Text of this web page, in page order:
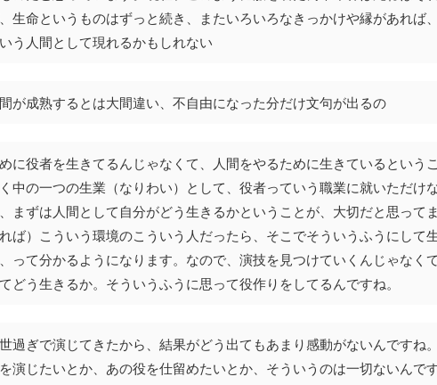
生命というものはずっと続き、またいろいろなきっかけや縁があれば
う人間として現れるかもしれない
が成熟するとは大間違い、不自由になった分だけ文句が出るの
に役者を生きてるんじゃなくて、人間をやるために生きているというこ
中の一つの生業（なりわい）として、役者っていう職業に就いただけ
まずは人間として自分がどう生きるかということが、大切だと思って
ば）こういう環境のこういう人だったら、そこでそういうふうにして
って分かるようになります。なので、演技を見つけていくんじゃなくて
どう生きるか。そういうふうに思って役作りをしてるんですね。
過ぎで演じてきたから、結果がどう出てもあまり感動がないんですね
演じたいとか、あの役を仕留めたいとか、そういうのは一切ないんです